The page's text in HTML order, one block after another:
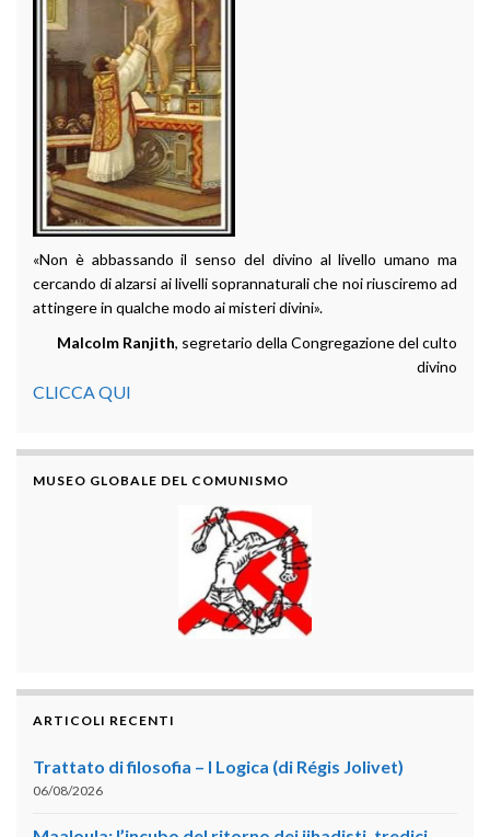
«Non è abbassando il senso del divino al livello umano ma
cercando di alzarsi ai livelli soprannaturali che noi riusciremo ad
attingere in qualche modo ai misteri divini».
Malcolm Ranjith, segretario della Congregazione del culto
divino
CLICCA QUI
MUSEO GLOBALE DEL COMUNISMO
ARTICOLI RECENTI
Trattato di filosofia – I Logica (di Régis Jolivet)
06/08/2026